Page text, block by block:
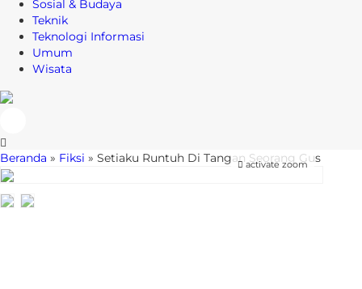
Sosial & Budaya
Teknik
Teknologi Informasi
Umum
Wisata
Beranda » Fiksi » Setiaku Runtuh Di Tangan Seorang Gus
activate zoom